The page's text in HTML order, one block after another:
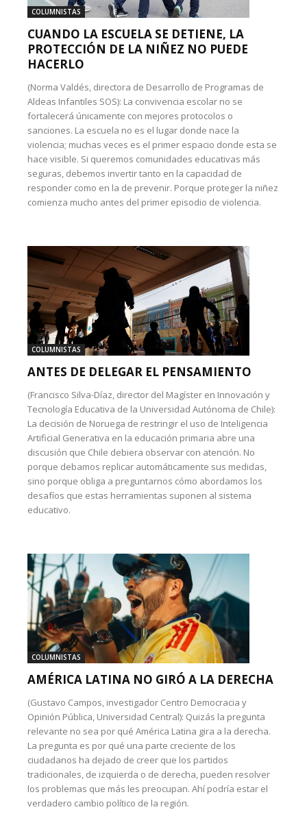
COLUMNISTAS
CUANDO LA ESCUELA SE DETIENE, LA
PROTECCIÓN DE LA NIÑEZ NO PUEDE
HACERLO
(Norma Valdés, directora de Desarrollo de Programas de
Aldeas Infantiles SOS): La convivencia escolar no se
fortalecerá únicamente con mejores protocolos o
sanciones. La escuela no es el lugar donde nace la
violencia; muchas veces es el primer espacio donde esta se
hace visible. Si queremos comunidades educativas más
seguras, debemos invertir tanto en la capacidad de
responder como en la de prevenir. Porque proteger la niñez
comienza mucho antes del primer episodio de violencia.
COLUMNISTAS
ANTES DE DELEGAR EL PENSAMIENTO
(Francisco Silva-Díaz, director del Magíster en Innovación y
Tecnología Educativa de la Universidad Autónoma de Chile):
La decisión de Noruega de restringir el uso de Inteligencia
Artificial Generativa en la educación primaria abre una
discusión que Chile debiera observar con atención. No
porque debamos replicar automáticamente sus medidas,
sino porque obliga a preguntarnos cómo abordamos los
desafíos que estas herramientas suponen al sistema
educativo.
COLUMNISTAS
AMÉRICA LATINA NO GIRÓ A LA DERECHA
(Gustavo Campos, investigador Centro Democracia y
Opinión Pública, Universidad Central): Quizás la pregunta
relevante no sea por qué América Latina gira a la derecha.
La pregunta es por qué una parte creciente de los
ciudadanos ha dejado de creer que los partidos
tradicionales, de izquierda o de derecha, pueden resolver
los problemas que más les preocupan. Ahí podría estar el
verdadero cambio político de la región.